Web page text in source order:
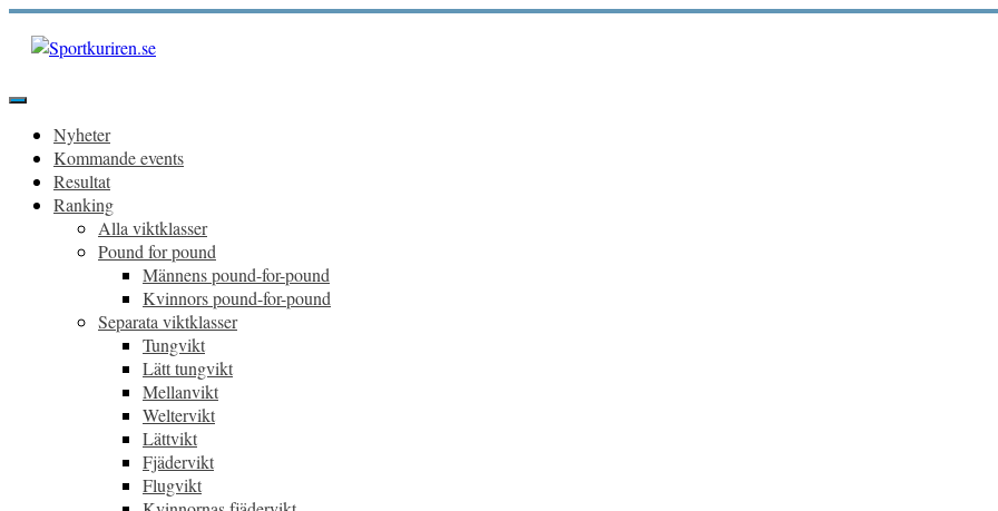
Hoppa
innehåll
Primär
Nyheter
Kommande events
Resultat
Ranking
Alla viktklasser
Pound for pound
Männens pound-for-pound
Kvinnors pound-for-pound
Separata viktklasser
Tungvikt
Lätt tungvikt
Mellanvikt
Weltervikt
Lättvikt
Fjädervikt
Flugvikt